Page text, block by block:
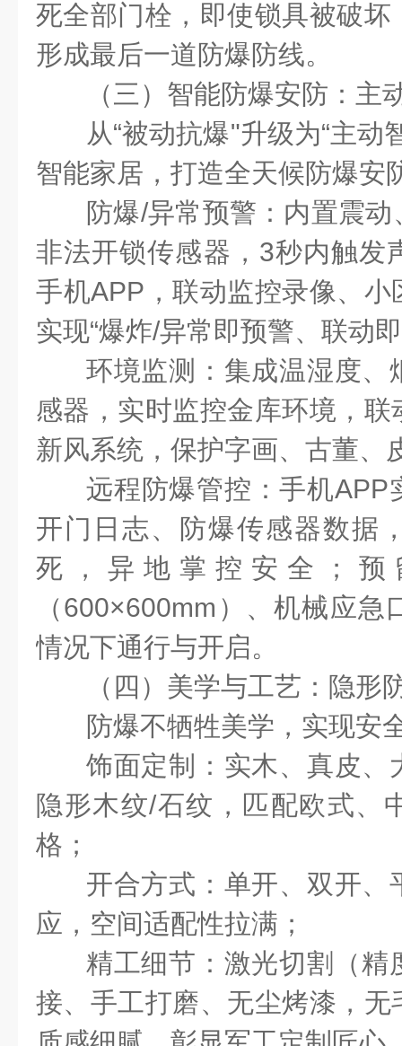
死全部门栓，即使锁具被破
形成最后一道防爆防线。
（三）智能防爆安防：主
从“被动抗爆"升级为“主动
智能家居，打造全天候防爆安
防爆/异常预警：内置震
非法开锁传感器， 3秒内触发
手机APP ，联动监控录像、
实现“爆炸/异常即预警、联动
环境监测：集成温湿度、
感器，实时监控金库环境，
新风系统，保护字画、古董、
远程防爆管控：手机APP
开门日志、防爆传感器数据
死，异地掌控安全；预
（600×600mm ）、机械应急
情况下通行与开启。
（四）美学与工艺：隐形
防爆不牺牲美学，实现安
饰面定制：实木、真皮、
隐形木纹/石纹，匹配欧式、
格；
开合方式：单开、双开、
应，空间适配性拉满；
精工细节：激光切割（精
接、手工打磨、无尘烤漆，